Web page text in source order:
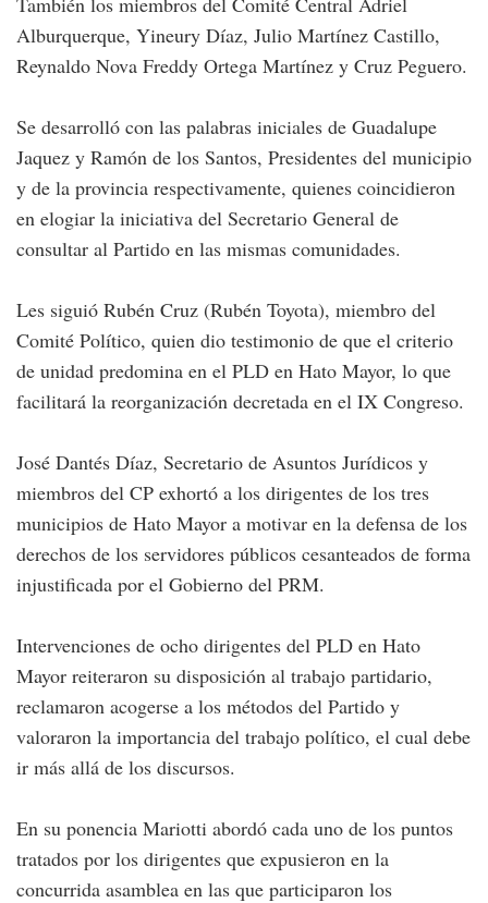
Alburquerque, Yineury Díaz, Julio Martínez Castillo,
Reynaldo Nova Freddy Ortega Martínez y Cruz Peguero.
Se desarrolló con las palabras iniciales de Guadalupe
Jaquez y Ramón de los Santos, Presidentes del municipio
y de la provincia respectivamente, quienes coincidieron
en elogiar la iniciativa del Secretario General de
consultar al Partido en las mismas comunidades.
Les siguió Rubén Cruz (Rubén Toyota), miembro del
Comité Político, quien dio testimonio de que el criterio
de unidad predomina en el PLD en Hato Mayor, lo que
facilitará la reorganización decretada en el IX Congreso.
José Dantés Díaz, Secretario de Asuntos Jurídicos y
miembros del CP exhortó a los dirigentes de los tres
municipios de Hato Mayor a motivar en la defensa de los
derechos de los servidores públicos cesanteados de forma
injustificada por el Gobierno del PRM.
Intervenciones de ocho dirigentes del PLD en Hato
Mayor reiteraron su disposición al trabajo partidario,
reclamaron acogerse a los métodos del Partido y
valoraron la importancia del trabajo político, el cual debe
ir más allá de los discursos.
En su ponencia Mariotti abordó cada uno de los puntos
tratados por los dirigentes que expusieron en la
concurrida asamblea en las que participaron los